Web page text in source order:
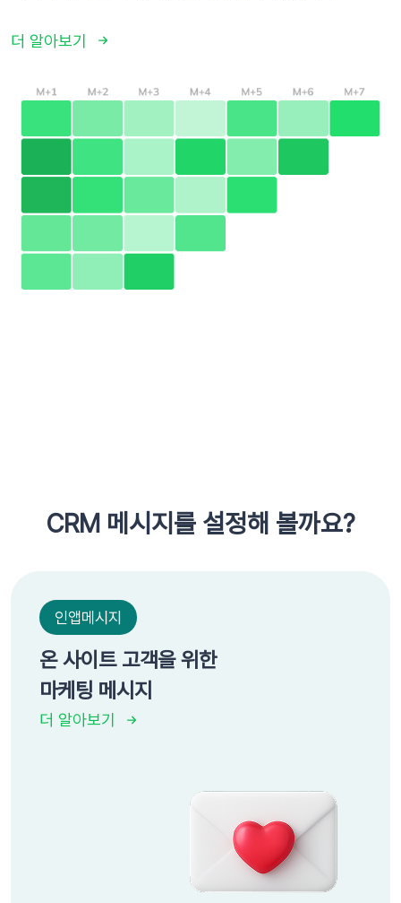
더 알아보기
CRM 메시지를 설정해 볼까요?
인앱메시지
온 사이트 고객을 위한
마케팅 메시지
더 알아보기